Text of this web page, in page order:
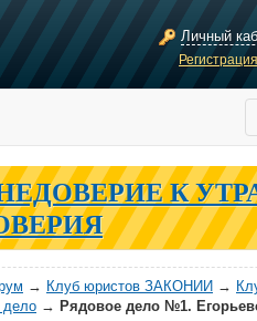
Личный
К
→ Клуб юристов ЗАКОНИИ →
дело → Рядовое дело №1.